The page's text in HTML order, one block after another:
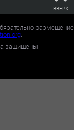
ВВЕРХ
размещение
.
защищены.